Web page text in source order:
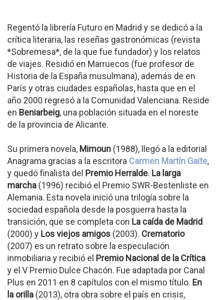
Regentó la librería Futuro en Madrid y se dedicó a la
crítica literaria, las reseñas gastronómicas (revista
*Sobremesa*, de la que fue fundador) y los relatos
de viajes. Residió en Marruecos (fue profesor de
Historia de la España musulmana), además de en
París y otras ciudades españolas, hasta que en el
año 2000 regresó a la Comunidad Valenciana. Reside
en Beniarbeig, una población situada en el noreste
de la provincia de Alicante.
Su primera novela, Mimoun (1988), llegó a la editorial
Anagrama gracias a la escritora Carmen Martín Gaite,
y quedó finalista del Premio Herralde. La larga
marcha (1996) recibió el Premio SWR-Bestenliste en
Alemania. Esta novela inició una trilogía sobre la
sociedad española desde la posguerra hasta la
transición, que se completa con La caída de Madrid
(2000) y Los viejos amigos (2003). Crematorio
(2007) es un retrato sobre la especulación
inmobiliaria y recibió el Premio Nacional de la Crítica
y el V Premio Dulce Chacón. Fue adaptada por Canal
Plus en 2011 en 8 capítulos con el mismo título. En
la orilla (2013), otra obra sobre el país en crisis,